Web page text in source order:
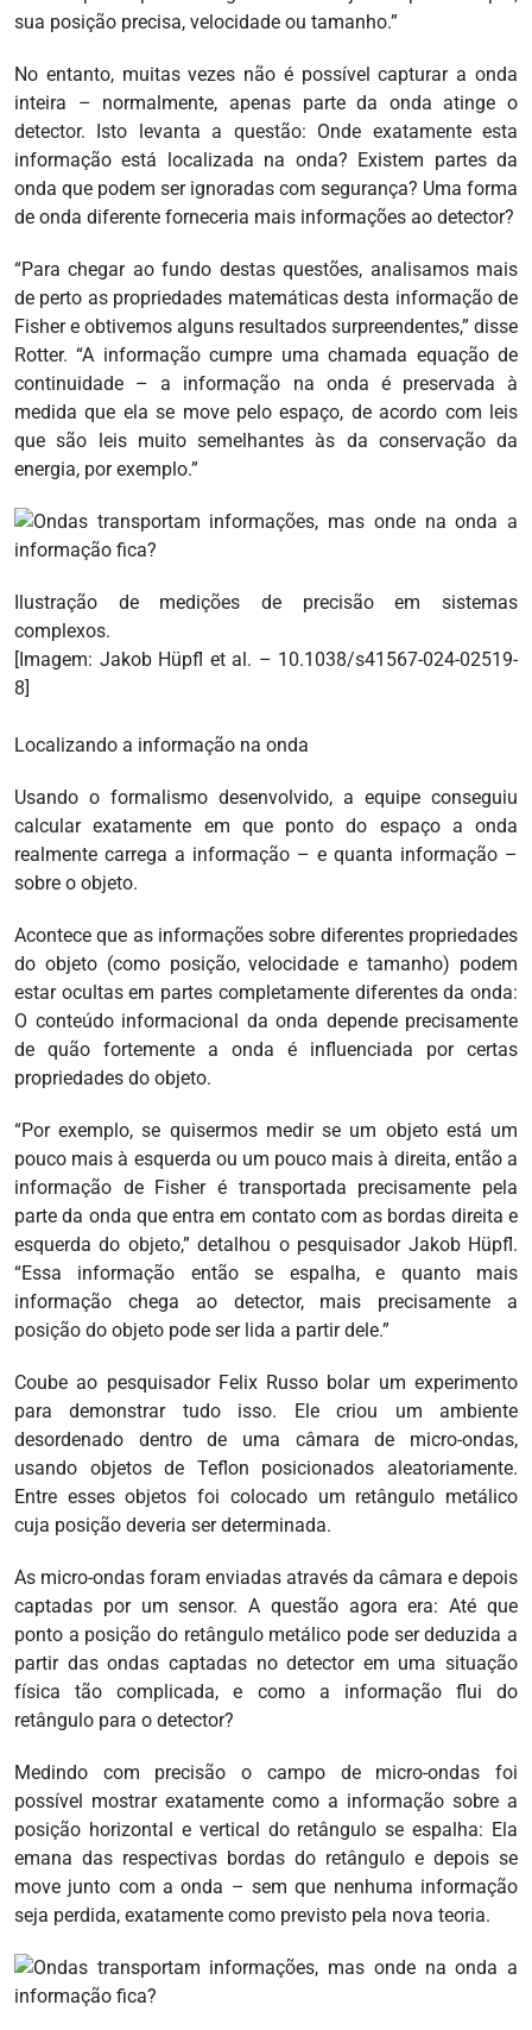
sua posição precisa, velocidade ou tamanho.”
No entanto, muitas vezes não é possível capturar a onda
inteira – normalmente, apenas parte da onda atinge o
detector. Isto levanta a questão: Onde exatamente esta
informação está localizada na onda? Existem partes da
onda que podem ser ignoradas com segurança? Uma forma
de onda diferente forneceria mais informações ao detector?
“Para chegar ao fundo destas questões, analisamos mais
de perto as propriedades matemáticas desta informação de
Fisher e obtivemos alguns resultados surpreendentes,” disse
Rotter. “A informação cumpre uma chamada equação de
continuidade – a informação na onda é preservada à
medida que ela se move pelo espaço, de acordo com leis
que são leis muito semelhantes às da conservação da
energia, por exemplo.”
Ilustração de medições de precisão em sistemas
complexos.
[Imagem: Jakob Hüpfl et al. – 10.1038/s41567-024-02519-
8]
Localizando a informação na onda
Usando o formalismo desenvolvido, a equipe conseguiu
calcular exatamente em que ponto do espaço a onda
realmente carrega a informação – e quanta informação –
sobre o objeto.
Acontece que as informações sobre diferentes propriedades
do objeto (como posição, velocidade e tamanho) podem
estar ocultas em partes completamente diferentes da onda:
O conteúdo informacional da onda depende precisamente
de quão fortemente a onda é influenciada por certas
propriedades do objeto.
“Por exemplo, se quisermos medir se um objeto está um
pouco mais à esquerda ou um pouco mais à direita, então a
informação de Fisher é transportada precisamente pela
parte da onda que entra em contato com as bordas direita e
esquerda do objeto,” detalhou o pesquisador Jakob Hüpfl.
“Essa informação então se espalha, e quanto mais
informação chega ao detector, mais precisamente a
posição do objeto pode ser lida a partir dele.”
Coube ao pesquisador Felix Russo bolar um experimento
para demonstrar tudo isso. Ele criou um ambiente
desordenado dentro de uma câmara de micro-ondas,
usando objetos de Teflon posicionados aleatoriamente.
Entre esses objetos foi colocado um retângulo metálico
cuja posição deveria ser determinada.
As micro-ondas foram enviadas através da câmara e depois
captadas por um sensor. A questão agora era: Até que
ponto a posição do retângulo metálico pode ser deduzida a
partir das ondas captadas no detector em uma situação
física tão complicada, e como a informação flui do
retângulo para o detector?
Medindo com precisão o campo de micro-ondas foi
possível mostrar exatamente como a informação sobre a
posição horizontal e vertical do retângulo se espalha: Ela
emana das respectivas bordas do retângulo e depois se
move junto com a onda – sem que nenhuma informação
seja perdida, exatamente como previsto pela nova teoria.